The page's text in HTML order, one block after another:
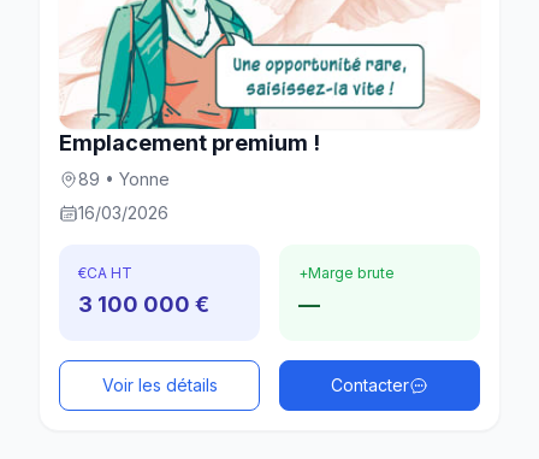
Emplacement premium !
89 • Yonne
16/03/2026
€CA HT
3 100 000 €
+Marge brute
—
Voir les détails Contacter